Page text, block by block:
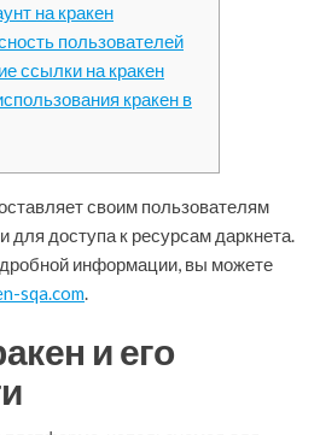
на кракен
пользователей
ссылки на кракен
кракен в
своим пользователям
для доступа к ресурсам даркнета.
информации, вы можете
sqa.com.
и его